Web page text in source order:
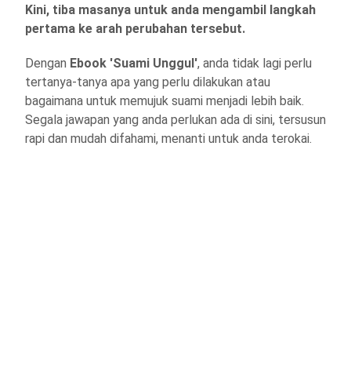
Kini, tiba masanya untuk anda mengambil langkah
pertama ke arah perubahan tersebut.
Dengan Ebook 'Suami Unggul', anda tidak lagi perlu
tertanya-tanya apa yang perlu dilakukan atau
bagaimana untuk memujuk suami menjadi lebih baik.
Segala jawapan yang anda perlukan ada di sini, tersusun
rapi dan mudah difahami, menanti untuk anda terokai.